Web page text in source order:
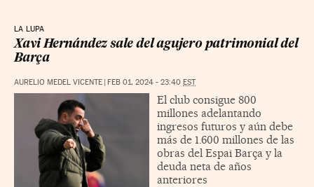
LA LUPA
Xavi Hernández sale del agujero patrimonial del
Barça
AURELIO MEDEL VICENTE | FEB 01, 2024 - 23:40 EST
El club consigue 800
millones adelantando
ingresos futuros y aún debe
más de 1.600 millones de las
obras del Espai Barça y la
deuda neta de años
anteriores